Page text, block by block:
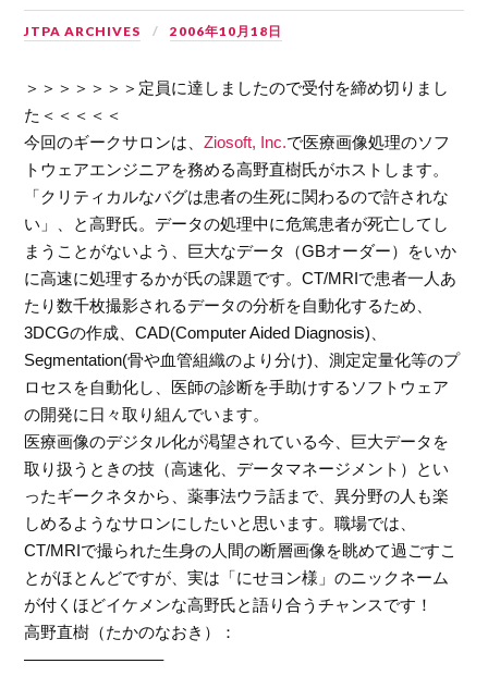
JTPA ARCHIVES 2006年10月18日
＞＞＞＞＞＞＞定員に達しましたので受付を締め切りまし
た＜＜＜＜＜
今回のギークサロンは、Ziosoft, Inc.で医療画像処理のソフ
トウェアエンジニアを務める高野直樹氏がホストします。
「クリティカルなバグは患者の生死に関わるので許されな
い」、と高野氏。データの処理中に危篤患者が死亡してし
まうことがないよう、巨大なデータ（GBオーダー）をいか
に高速に処理するかが氏の課題です。CT/MRIで患者一人あ
たり数千枚撮影されるデータの分析を自動化するため、
3DCGの作成、CAD(Computer Aided Diagnosis)、
Segmentation(骨や血管組織のより分け)、測定定量化等のプ
ロセスを自動化し、医師の診断を手助けするソフトウェア
の開発に日々取り組んでいます。
医療画像のデジタル化が渇望されている今、巨大データを
取り扱うときの技（高速化、データマネージメント）とい
ったギークネタから、薬事法ウラ話まで、異分野の人も楽
しめるようなサロンにしたいと思います。職場では、
CT/MRIで撮られた生身の人間の断層画像を眺めて過ごすこ
とがほとんどですが、実は「にせヨン様」のニックネーム
が付くほどイケメンな高野氏と語り合うチャンスです！
高野直樹（たかのなおき）：
————————–